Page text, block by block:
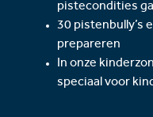
pistecondities
30 pistenbully’s
prepareren
In onze
speciaal voor